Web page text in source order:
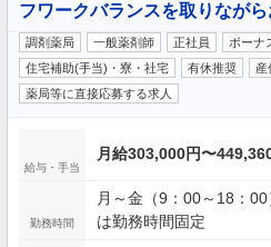
フワークバランスを取りなが
調剤薬局 一般薬剤師 正社員
ボーナ
住宅補助(手当)・寮・社宅
有休推奨 産
薬局等に直接応募する求人
給与・手当
月給303,000円〜
勤務時間
月～金（9：00～18：
は勤務時間固定